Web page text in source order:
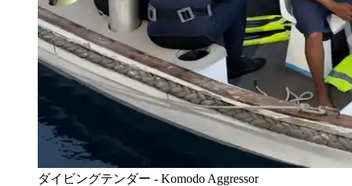
ダイビングテンダー - Komodo Aggressor